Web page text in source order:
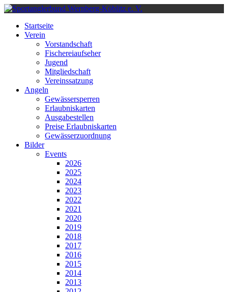
Startseite
Verein
Vorstandschaft
Fischereiaufseher
Jugend
Mitgliedschaft
Vereinssatzung
Angeln
Gewässersperren
Erlaubniskarten
Ausgabestellen
Preise Erlaubniskarten
Gewässerzuordnung
Bilder
Events
2026
2025
2024
2023
2022
2021
2020
2019
2018
2017
2016
2015
2014
2013